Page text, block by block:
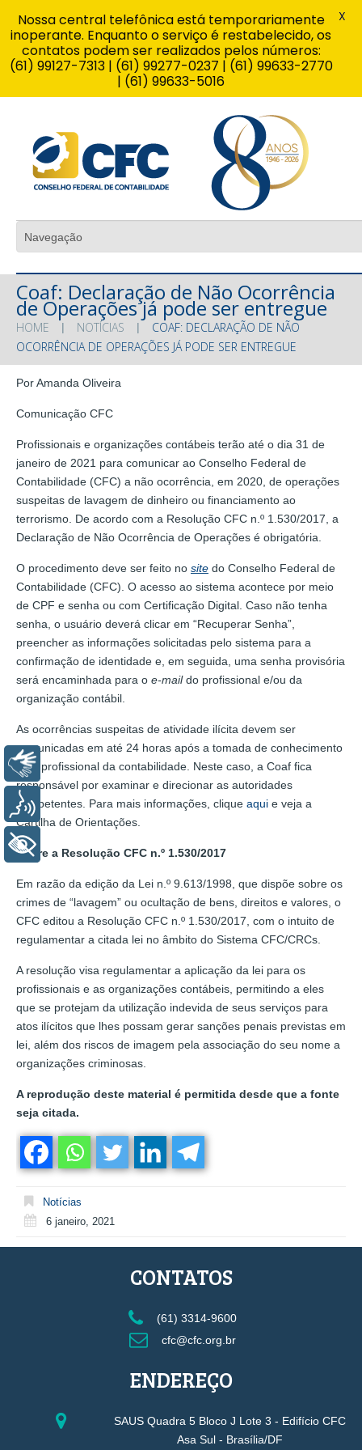
Coaf: Declaração de Não Ocorrência
de Operações já pode ser entregue
HOME NOTÍCIAS
COAF: DECLARAÇÃO DE NÃO
OCORRÊNCIA DE OPERAÇÕES JÁ PODE SER ENTREGUE
Por Amanda Oliveira
Comunicação CFC
Profissionais e organizações contábeis terão até o dia 31 de
janeiro de 2021 para comunicar ao Conselho Federal de
Contabilidade (CFC) a não ocorrência, em 2020, de operações
suspeitas de lavagem de dinheiro ou financiamento ao
terrorismo. De acordo com a Resolução CFC n.º 1.530/2017, a
Declaração de Não Ocorrência de Operações é obrigatória.
O procedimento deve ser feito no site do Conselho Federal de
Contabilidade (CFC). O acesso ao sistema acontece por meio
de CPF e senha ou com Certificação Digital. Caso não tenha
senha, o usuário deverá clicar em “Recuperar Senha”,
preencher as informações solicitadas pelo sistema para a
confirmação de identidade e, em seguida, uma senha provisória
será encaminhada para o e-maildo profissional e/ou da
organização contábil.
As ocorrências suspeitas de atividade ilícita devem ser
comunicadas em até 24 horas após a tomada de conhecimento
pelo profissional da contabilidade. Neste caso, a Coaf fica
responsável por examinar e direcionar as autoridades
competentes. Para mais informações, clique aqui e veja a
Cartilha de Orientações.
Sobre a Resolução CFC n.º 1.530/2017
Em razão da edição da Lei n.º 9.613/1998, que dispõe sobre os
crimes de “lavagem” ou ocultação de bens, direitos e valores, o
CFC editou a Resolução CFC n.º 1.530/2017, com o intuito de
regulamentar a citada lei no âmbito do Sistema CFC/CRCs.
A resolução visa regulamentar a aplicação da lei para os
profissionais e as organizações contábeis, permitindo a eles
que se protejam da utilização indevida de seus serviços para
atos ilícitos que lhes possam gerar sanções penais previstas em
lei, além dos riscos de imagem pela associação do seu nome a
organizações criminosas.
A reprodução deste material é permitida desde que a fonte
seja citada.
Notícias
6 janeiro, 2021
CONTATOS
(61) 3314-9600
cfc@cfc.org.br
ENDEREÇO
SAUS Quadra 5 Bloco J Lote 3 - Edifício CFC
Asa Sul - Brasília/DF
Nossa central telefônica está temporariamente
inoperante. Enquanto o serviço é restabelecido, os
contatos podem ser realizados pelos números:
(61) 99127-7313 | (61) 99277-0237 | (61) 99633-2770
| (61) 99633-5016
X
Libras
Voz